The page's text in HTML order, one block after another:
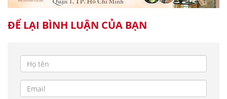
ĐỂ LẠI BÌNH LUẬN CỦA BẠN